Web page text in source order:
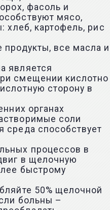
фасоль и
мясо,
хлеб, картофель, рис
все масла и
является
смещении кислотно
сторону в
органах
соли
среда способствует
процессов в
в щелочную
быстрому
50% щелочной
больны –